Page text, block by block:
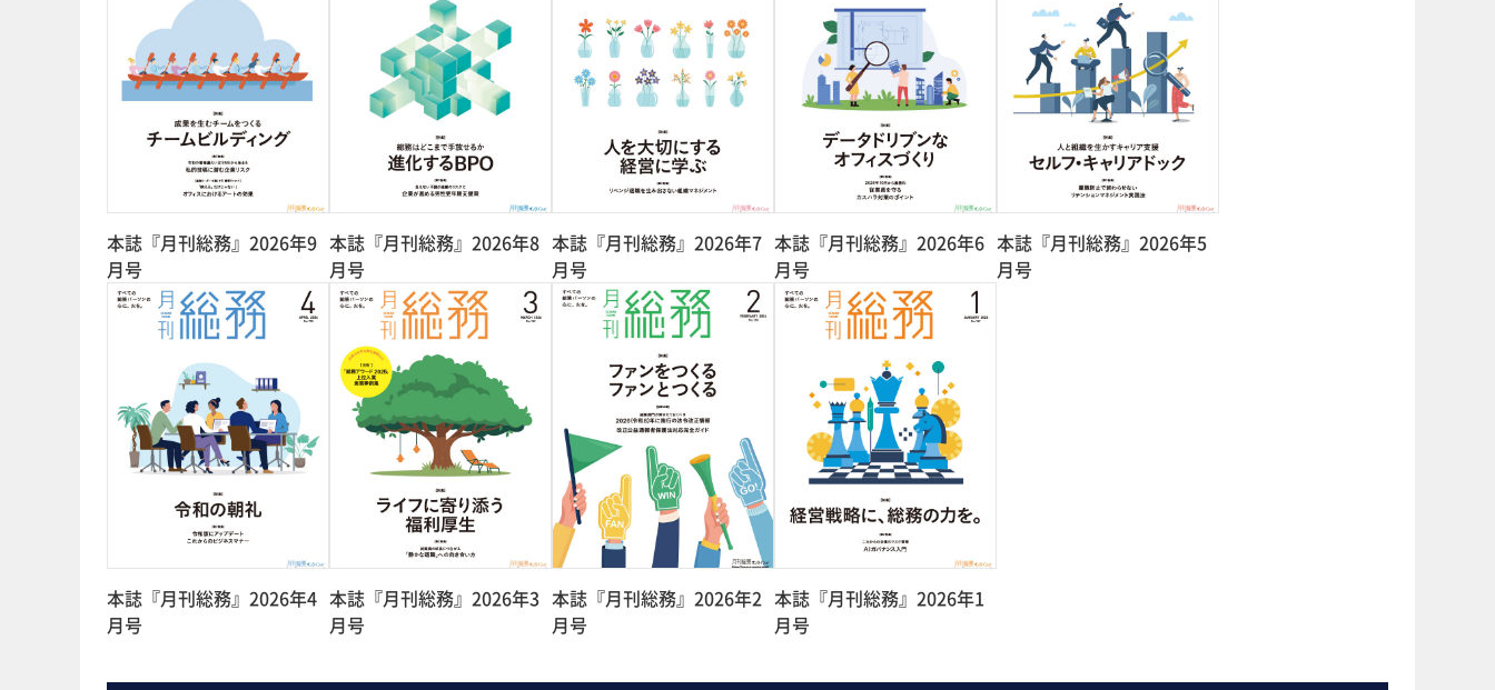
本誌『月刊総務』2026年9
月号
本誌『月刊総務』2026年8
月号
本誌『月刊総務』2026年7
月号
本誌『月刊総務』2026年6
月号
本誌『月刊総務』2026年5
月号
本誌『月刊総務』2026年4
月号
本誌『月刊総務』2026年3
月号
本誌『月刊総務』2026年2
月号
本誌『月刊総務』2026年1
月号